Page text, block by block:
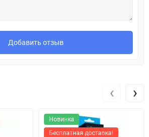
Добавить отзыв
Новинка
Бесплатная доставка!
‹ ›